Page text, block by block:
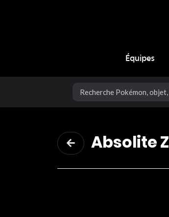
Équipes
Absolite Z